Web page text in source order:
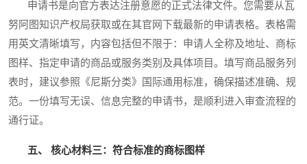
申请书是向官方表达注册意愿的正式法律文件。您需要从瓦
努阿图知识产权局获取或在其官网下载最新的申请表格。表格需
用英文清晰填写，内容包括但不限于：申请人全称及地址、商标
图样、指定申请的商品或服务类别及具体项目。填写商品服务列
表时，建议参照《尼斯分类》国际通用标准，确保描述准确、规
范。一份填写无误、信息完整的申请书，是顺利进入审查流程的
通行证。
五、 核心材料三：符合标准的商标图样